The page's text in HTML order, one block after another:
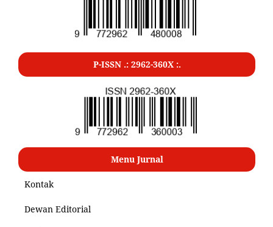
P-ISSN .: 2962-360X :.
Menu Jurnal
Kontak
Dewan Editorial